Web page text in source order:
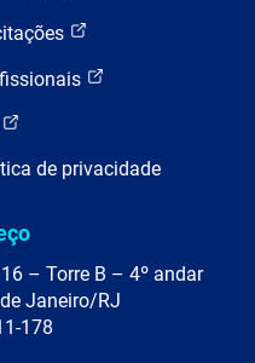
de privacidade
– Torre B – 4º andar
Janeiro/RJ
178